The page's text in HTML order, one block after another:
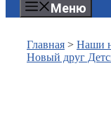
Меню
Главная > Наши
Новый друг